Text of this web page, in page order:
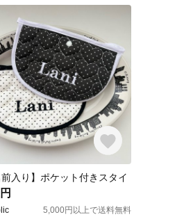
前入り】ポケット付きスタイ
5,000円以上で送料無料